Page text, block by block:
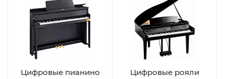
Цифровые пианино Цифровые рояли